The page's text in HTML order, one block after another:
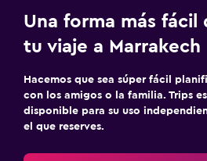
Una forma más fácil
tu viaje a Marrakech
Hacemos que sea súper fácil
con los amigos o la familia. Trips
disponible para su uso
el que reserves.